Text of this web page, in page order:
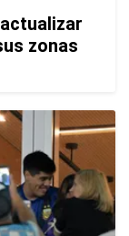
zonas